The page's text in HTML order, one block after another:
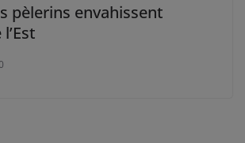
pèlerins envahissent